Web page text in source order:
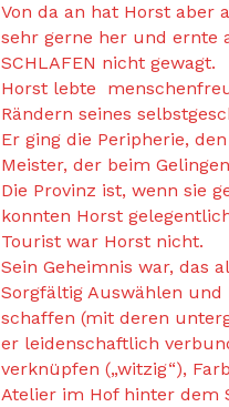
Von da an hat Horst aber
sehr gerne her und ernte
SCHLAFEN nicht gewagt.
Horst lebte
Rändern seines
Er ging die Peripherie,
Meister, der beim
Die Provinz ist, wenn sie
konnten Horst
Tourist war Horst nicht.
Sein Geheimnis war, das
Sorgfältig Auswählen und
schaffen (mit deren
er leidenschaftlich
verknüpfen („witzig“),
Atelier im Hof hinter dem